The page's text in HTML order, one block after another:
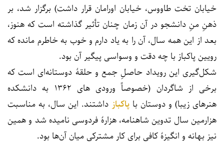
خیابان تخت طاووس، خیابان اورامان قرار داشت) برگزار شد، بر
ذهنِ منِ دانشجو در آن زمان چنان تأثیر گذاشته است که هنوز،
بعد از این همه سال، آن را به یاد دارم و خوب به خاطرم مانده که
رویین پاکباز با چه دقت و وسواسی پیگیر آن بود.
شکل‌گیری این رویداد حاصلِ جمع و حلقۀ دوستانه‌ای است که
برخی از شاگردان (خصوصاً ورودی های ۱۳۶۲ به دانشکده
هنرهای زیبا) و دوستان باپاکباز داشتند. این سال، به مناسبت
هزارمین سال تدوین شاهنامه، هزارۀ فردوسی نامیده شد و همین
نیز بهانه و انگیزۀ کافی برای کار مشترکی میان آن‌ها بود.